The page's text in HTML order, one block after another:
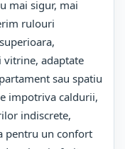
mai sigur, mai
rulouri
vitrine, adaptate
sau spatiu
impotriva caldurii,
indiscrete,
pentru un confort